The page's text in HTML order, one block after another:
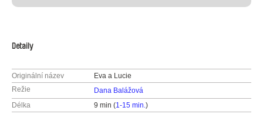
Detaily
Originální název
Eva a Lucie
Režie
Dana Balážová
Délka
9 min (1-15 min.)